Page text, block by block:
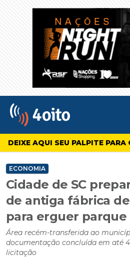
4oito
DEIXE AQUI SEU PALPITE
ECONOMIA
Cidade de SC
de antiga fábrica
para erguer parque
Área recém-transferida ao
documentação concluída em até
licitação